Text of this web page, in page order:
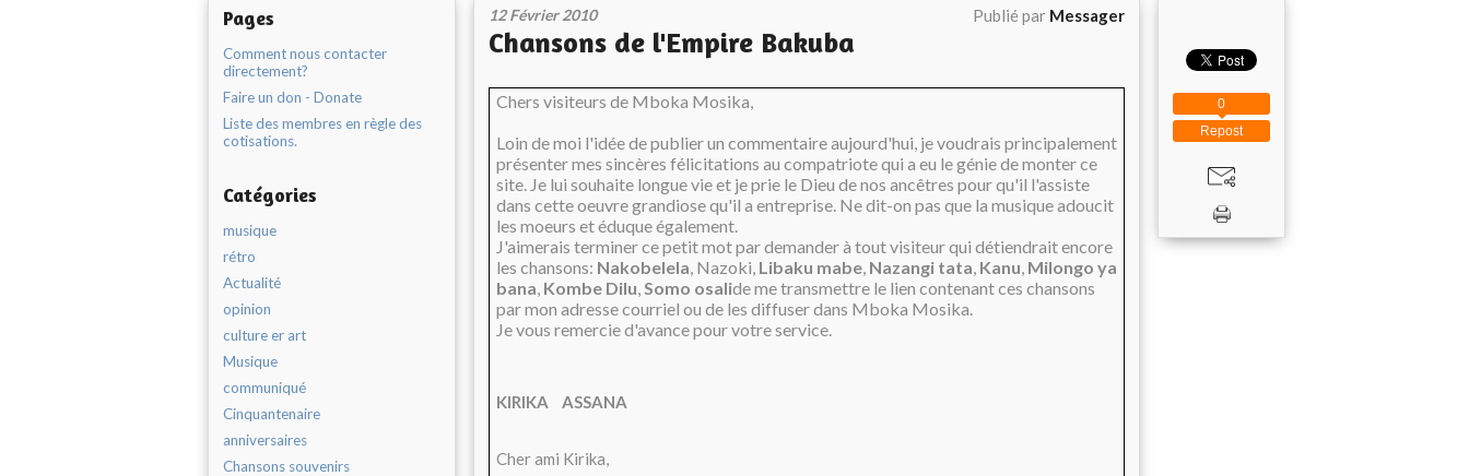
Pages
Comment nous contacter
directement?
Faire un don - Donate
Liste des membres en règle des
cotisations.
Catégories
musique
rétro
Actualité
opinion
culture er art
Musique
communiqué
Cinquantenaire
anniversaires
Chansons souvenirs
12 Février 2010 Publié par Messager
Chansons de l'Empire Bakuba
Chers visiteurs de Mboka Mosika,
Loin de moi l'idée de publier un commentaire aujourd'hui, je voudrais principalement
présenter mes sincères félicitations au compatriote qui a eu le génie de monter ce
site. Je lui souhaite longue vie et je prie le Dieu de nos ancêtres pour qu'il l'assiste
dans cette oeuvre grandiose qu'il a entreprise. Ne dit-on pas que la musique adoucit
les moeurs et éduque également.
J'aimerais terminer ce petit mot par demander à tout visiteur qui détiendrait encore
les chansons: Nakobelela , Nazoki, Libaku mabe, Nazangi tata Kanu Milongo ya
bana Kombe Dilu Somo osalide me transmettre le lien contenant ces chansons
par mon adresse courriel ou de les diffuser dans Mboka Mosika.
Je vous remercie d'avance pour votre service.
KIRIKA ASSANA
Cher ami Kirika,
Repost
0